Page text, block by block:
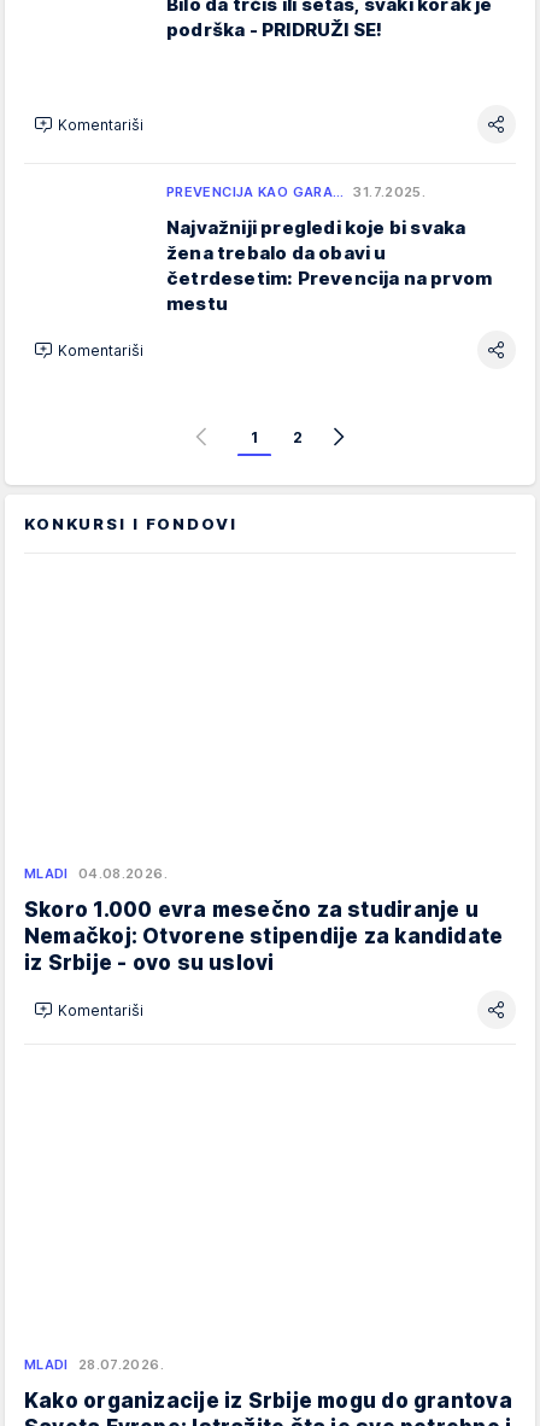
podrška - PRIDRUŽI SE!
Komentariši
PREVENCIJA KAO GARA… 31.7.2025.
Najvažniji pregledi koje bi svaka
žena trebalo da obavi u
četrdesetim: Prevencija na prvom
mestu
Komentariši
1 2
KONKURSI I FONDOVI
MLADI 04.08.2026.
Skoro 1.000 evra mesečno za studiranje u
Nemačkoj: Otvorene stipendije za kandidate
iz Srbije - ovo su uslovi
Komentariši
MLADI 28.07.2026.
Kako organizacije iz Srbije mogu do grantova